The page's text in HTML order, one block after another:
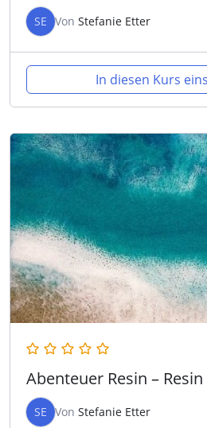
SE Von Stefanie Etter
In diesen Kurs
Abenteuer Resin –
SE Von Stefanie Etter